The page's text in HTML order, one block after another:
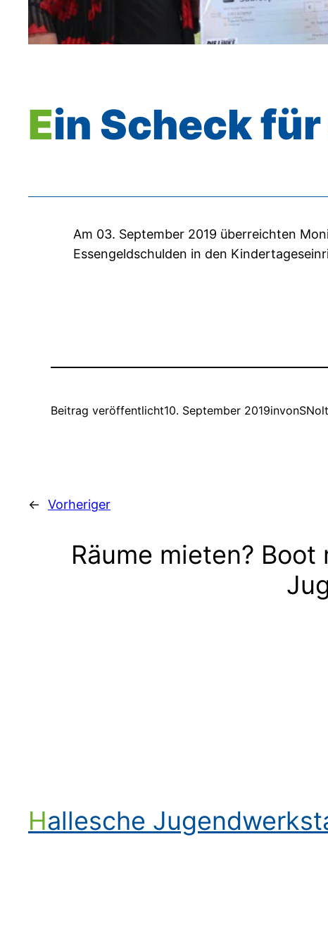
Ein Scheck
Am 03. September 2019 überreichten
Essengeldschulden in den
Beitrag veröffentlicht10. September 2019invon
← Vorheriger
Räume mieten?
Hallesche